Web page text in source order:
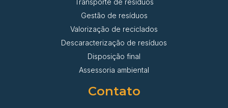
Transporte de resíduos
Gestão de resíduos
Valorização de reciclados
Descaracterização de resíduos
Disposição final
Assessoria ambiental
Contato